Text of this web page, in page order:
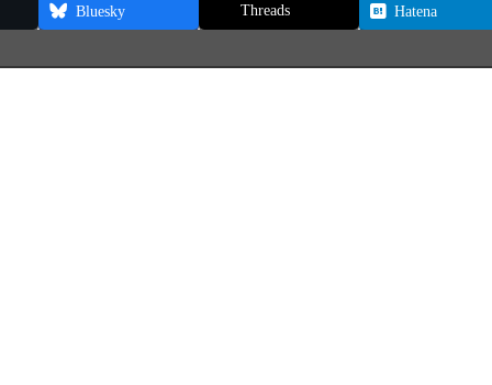
Bluesky Threads Hatena